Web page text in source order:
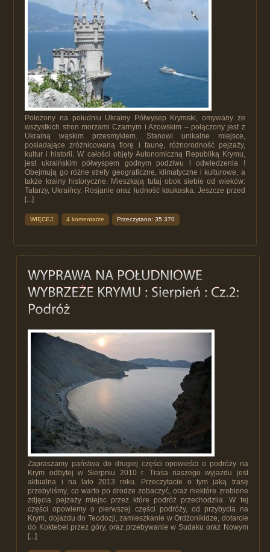
Położony na południu Ukrainy Półwysep Krymski, omywany ze
wszystkich stron morzami Czarnym i Azowskim – połączony jest z
Ukrainą wąskim przesmykiem. Stanowi unikalne miejsce,
posiadające zróżnicowaną florę i faunę, różnorodność pejzaży,
kultur i historii. W całości objęty Autonomiczną Republiką Krymu,
jest ukraińskim półwyspem godnym podziwu i odwiedzenia !
Obejmują go różne strefy geograficzne, klimatyczne i kulturowe, a
także krainy historyczne. Mieszkają tutaj obok siebie od wieków:
Tatarzy, Ukraińcy, Rosjanie oraz ludność kaukaska. Jeszcze przed
[...]
WIĘCEJ 4 komentarze Przeczytano: 35 370
Zapraszamy państwa do drugiej części opowieści o podróży na
Krym odbytej w Sierpniu 2010 r. Trasa naszego wyjazdu jest
aktualna i na lato 2013 roku. Przeczytacie o tym jaką trasę
przebyliśmy, co warto po drodze zobaczyć, oraz niektóre zrobione
zdjęcia pejzaży miejsc przez które podróż przechodziła. W tej
części opowiemy o pierwszej części podróży, od przybycia na
Krym, dojazdu do Teodozji, zamieszkanie w Ordżonikidze, dotarcie
do Koktebel przez góry, oraz przebywanie w Sudaku oraz Nowym
[...]